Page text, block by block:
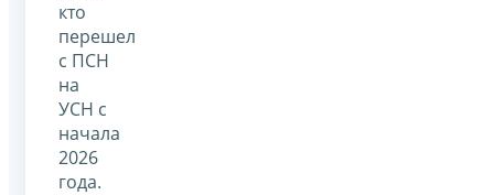
кто
перешел
с ПСН
на
УСН с
начала
2026
года.